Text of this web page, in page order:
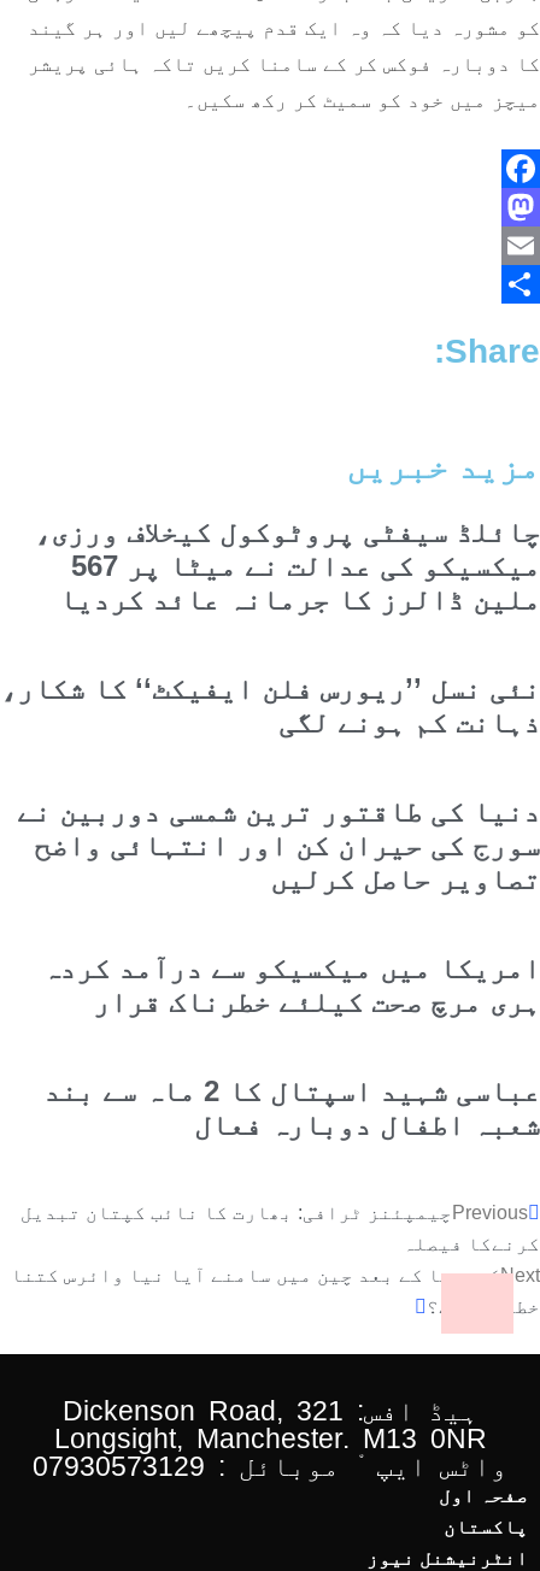
کو مشورہ دیا کہ وہ ایک قدم پیچھے لیں اور ہر گیند
کا دوبارہ فوکس کر کے سامنا کریں تاکہ ہائی پریشر
میچز میں خود کو سمیٹ کر رکھ سکیں۔
Facebook
Mastodon
Email
Share:
مزید خبریں
چائلڈ سیفٹی پروٹوکول کیخلاف ورزی،
میکسیکو کی عدالت نے میٹا پر 567
ملین ڈالرز کا جرمانہ عائد کردیا
نئی نسل ’’ریورس فلن ایفیکٹ‘‘ کا شکار،
ذہانت کم ہونے لگی
دنیا کی طاقتور ترین شمسی دوربین نے
سورج کی حیران کن اور انتہائی واضح
تصاویر حاصل کرلیں
امریکا میں میکسیکو سے درآمد کردہ
ہری مرچ صحت کیلئے خطرناک قرار
عباسی شہید اسپتال کا 2 ماہ سے بند
شعبہ اطفال دوبارہ فعال
Previous چیمپئنز ٹرافی: بھارت کا نائب کپتان تبدیل
کرنےکا فیصلہ
Nextکورونا کے بعد چین میں سامنے آیا نیا وائرس کتنا
خطرناک ہے؟
ہیڈ افس: 321 Dickenson Road,
Longsight, Manchester. M13 0NR
واٹس ایپ ْ موبائل : 07930573129
صفحہ اول
پاکستان
انٹرنیشنل نیوز